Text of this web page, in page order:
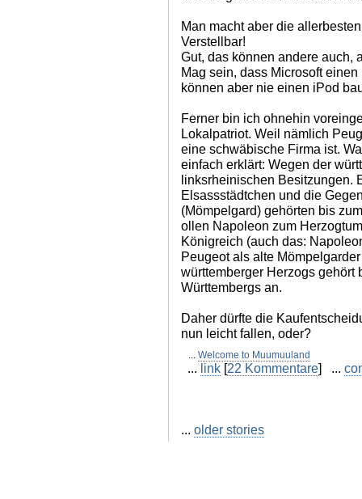
Man macht aber die
Verstellbar!
Gut, das können andere auch,
Mag sein, dass Microsoft
können aber nie einen iPod
Ferner bin ich ohnehin
Lokalpatriot. Weil nämlich
eine schwäbische Firma ist.
einfach erklärt: Wegen der
linksrheinischen Besitzungen.
Elsassstädtchen und die
(Mömpelgard) gehörten bis
ollen Napoleon zum
Königreich (auch das:
Peugeot als alte
württemberger Herzogs
Württembergs an.
Daher dürfte die
nun leicht fallen, oder?
... Welcome to Muumuuland
... link [22 Kommentare] ...
... older stories